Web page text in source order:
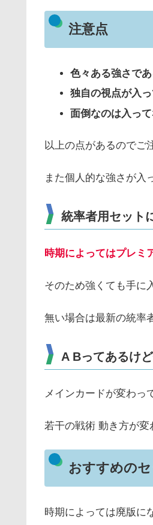
注意点
色々ある強さで
独自の視点が入
面倒なのは入っ
以上の点があるのでご
また個人的な強さが入
統率者用セット
時期によってはプレミ
そのため強くても手に
無い場合は最新の統率
A Bってあるけ
メインカードが変わっ
若干の戦術 動き方が
おすすめの
時期によっては廃版に